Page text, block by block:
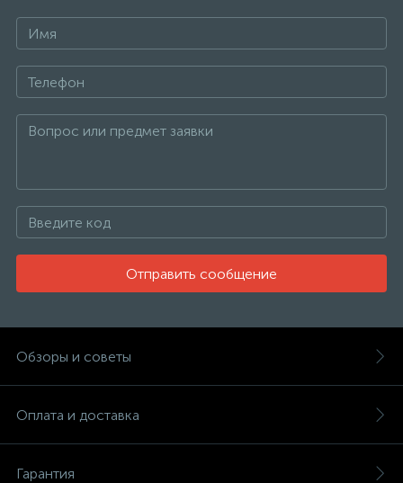
Отправить сообщение
Обзоры и советы
Оплата и доставка
Гарантия